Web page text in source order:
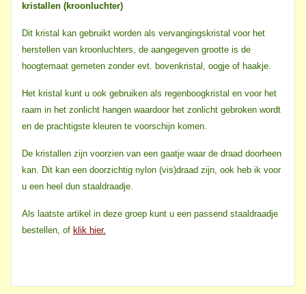
kristallen (kroonluchter)
Dit kristal kan gebruikt worden als vervangingskristal voor het
herstellen van kroonluchters, de aangegeven grootte is de
hoogtemaat gemeten zonder evt. bovenkristal, oogje of haakje.
Het kristal kunt u ook gebruiken als regenboogkristal en voor het
raam in het zonlicht hangen waardoor het zonlicht gebroken wordt
en de prachtigste kleuren te voorschijn komen.
De kristallen zijn voorzien van een gaatje waar de draad doorheen
kan. Dit kan een doorzichtig nylon (vis)draad zijn, ook heb ik voor
u een heel dun staaldraadje.
Als laatste artikel in deze groep kunt u een passend staaldraadje
bestellen, of klik hier.